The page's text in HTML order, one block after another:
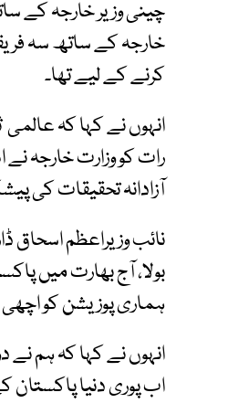
چینی وزیر خارجہ کے
کرنے کے لیے تھا۔
رات کو وزارت خارجہ
آزادانہ تحقیقات کی
نائب وزیراعظم اسحاق
بولا، آج بھارت میں
ہماری پوزیشن کو
انہوں نے کہا کہ ہم نے
اب پوری دنیا